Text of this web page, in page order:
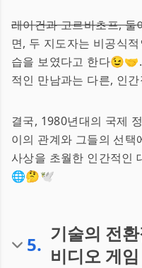
레이건과 고르바초프, 둘
면, 두 지도자는 비공식
습을 보였다고 한다
적인 만남과는 다른, 인
결국, 1980년대의 국제
이의 관계와 그들의 선택
사상을 초월한 인간적인
🌐🤔🕊️
5. 기술의 전
비디오 게임